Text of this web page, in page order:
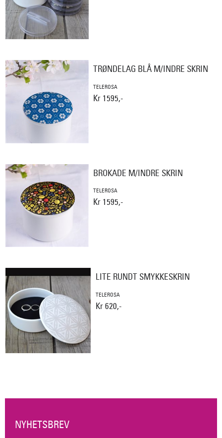
TRØNDELAG BLÅ M/INDRE SKRIN
TELEROSA
Kr 1595,-
BROKADE M/INDRE SKRIN
TELEROSA
Kr 1595,-
LITE RUNDT SMYKKESKRIN
TELEROSA
Kr 620,-
NYHETSBREV